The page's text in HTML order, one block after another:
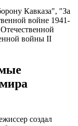
Кавказа", "За
войне 1941-
войны II
создал